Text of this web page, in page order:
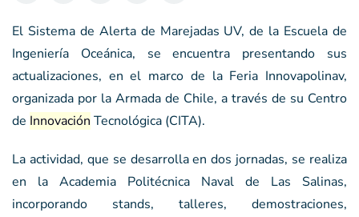
El Sistema de Alerta de Marejadas UV, de la Escuela de
Ingeniería Oceánica, se encuentra presentando sus
actualizaciones, en el marco de la Feria Innovapolinav,
organizada por la Armada de Chile, a través de su Centro
de Innovación Tecnológica (CITA).
La actividad, que se desarrolla en dos jornadas, se realiza
en la Academia Politécnica Naval de Las Salinas,
incorporando stands, talleres, demostraciones,